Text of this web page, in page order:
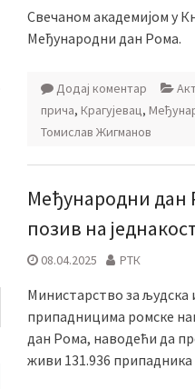
Свечаном академијом у
Међународни дан Рома.
Додај коментар
прича, Крагујевац,
Томислав Жигманов
Међународни дан
позив на
08.04.2025 РТК
Министарство за људска
припадницима ромске
дан Рома, наводећи да
живи 131.936 припадника
Претрага